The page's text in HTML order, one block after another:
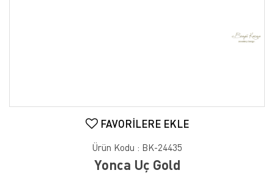
FAVORILERE EKLE
Ürün Kodu : BK-24435
Yonca Uç Gold